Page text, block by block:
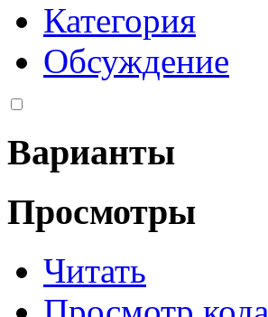
Категория
Обсуждение
Варианты
Просмотры
Читать